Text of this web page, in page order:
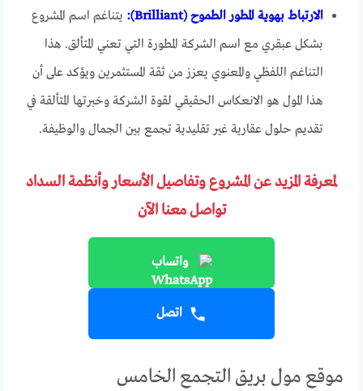
الارتباط بهوية المطور الطموح (Brilliant):
يتناغم اسم المشروع
بشكل عبقري مع اسم الشركة المطورة التي تعني المتألق. هذا
التناغم اللفظي والمعنوي يعزز من ثقة المستثمرين ويؤكد على أن
هذا المول هو الانعكاس الحقيقي لقوة الشركة وخبرتها المتألقة في
تقديم حلول عقارية غير تقليدية تجمع بين الجمال والوظيفة.
لمعرفة المزيد عن المشروع وتفاصيل الأسعار وأنظمة السداد
تواصل معنا الآن
واتساب
اتصل
موقع مول بريق التجمع الخامس